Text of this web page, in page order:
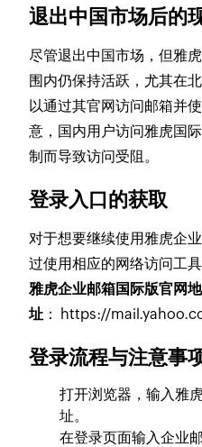
退出中国市场后的
尽管退出中国市场，但雅
围内仍保持活跃，尤其在
以通过其官网访问邮箱并
意，国内用户访问雅虎国
制而导致访问受阻。
登录入口的获取
对于想要继续使用雅虎企
过使用相应的网络访问工
雅虎企业邮箱国际版官网地
址 ： https://
登录流程与注意事
打开浏览器，输入雅
址。
在登录页面输入企业